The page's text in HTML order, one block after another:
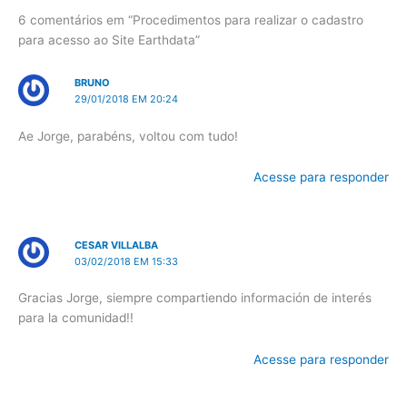
6 comentários em “Procedimentos para realizar o cadastro
para acesso ao Site Earthdata”
BRUNO
29/01/2018 EM 20:24
Ae Jorge, parabéns, voltou com tudo!
Acesse para responder
CESAR VILLALBA
03/02/2018 EM 15:33
Gracias Jorge, siempre compartiendo información de interés
para la comunidad!!
Acesse para responder